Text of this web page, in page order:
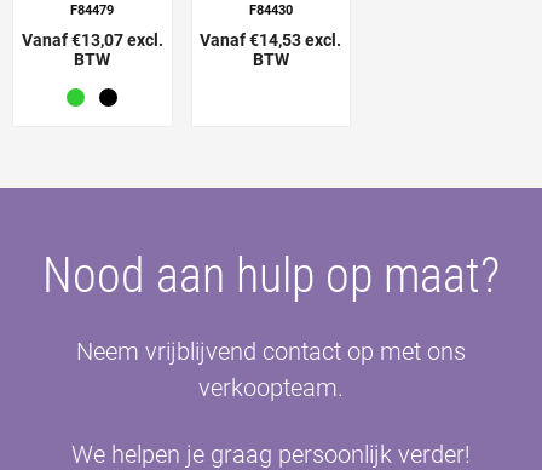
F84479
Vanaf €13,07 excl.
BTW
F84430
Vanaf €14,53 excl.
BTW
Nood aan hulp op maat?
Neem vrijblijvend contact op met ons
verkoopteam.
We helpen je graag persoonlijk verder!